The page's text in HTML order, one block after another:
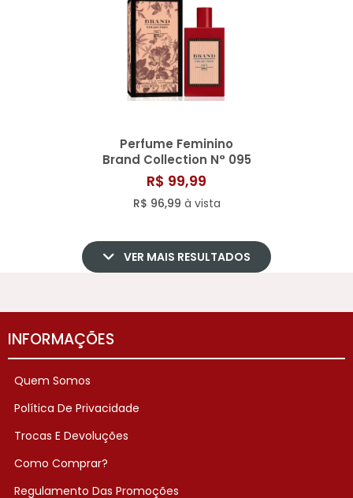
Perfume Feminino
Brand Collection N° 095
- 25ML
R$ 99,99
R$ 96,99 à vista
VER MAIS RESULTADOS
INFORMAÇÕES
Quem Somos
Política De Privacidade
Trocas E Devoluções
Como Comprar?
Regulamento Das Promoções